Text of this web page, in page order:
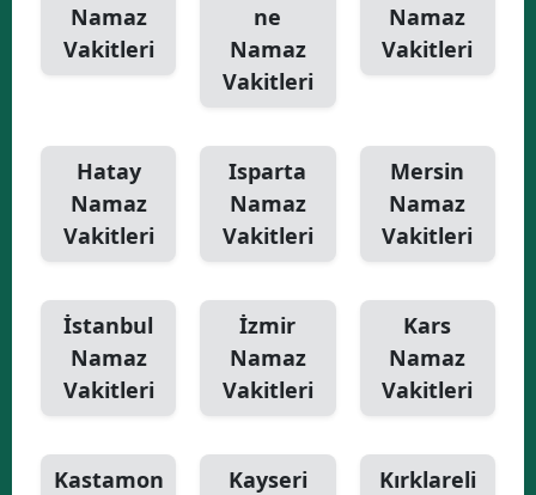
Namaz
Vakitleri
ne
Namaz
Vakitleri
Namaz
Vakitleri
Hatay
Namaz
Vakitleri
Isparta
Namaz
Vakitleri
Mersin
Namaz
Vakitleri
İstanbul
Namaz
Vakitleri
İzmir
Namaz
Vakitleri
Kars
Namaz
Vakitleri
Kastamon
Kayseri
Kırklareli